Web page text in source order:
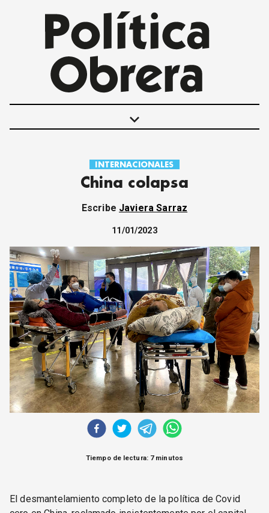
keyboard_arrow_down
POLÍTICAS
INTERNACIONALES
MUJER
ECONOMÍA
SOCIEDAD Y CULTURA
JUVENTUD
CORREO DE LECTORES
DEBATE
ARCHIVO
DECLARACIONES
OPINIÓN
ALTAMIRA RESPONDE
Política Obrera Revista
CONTACTO
INTERNACIONALES
China colapsa
Escribe Javiera Sarraz
11/01/2023
Tiempo de lectura: 7 minutos
El desmantelamiento completo de la política de Covid